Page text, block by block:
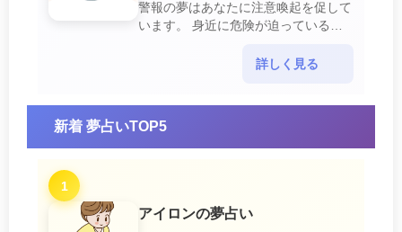
警報の夢はあなたに注意喚起を促して
います。 身近に危険が迫っている暗
て危機を回避する事が必要です。 ま
詳しく見る
新着 夢占いTOP5
1
アイロンの夢占い